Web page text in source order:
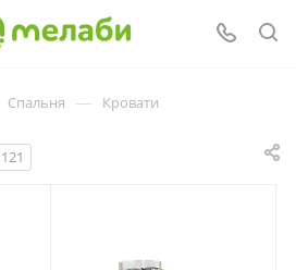
Спальня — Кровати
121